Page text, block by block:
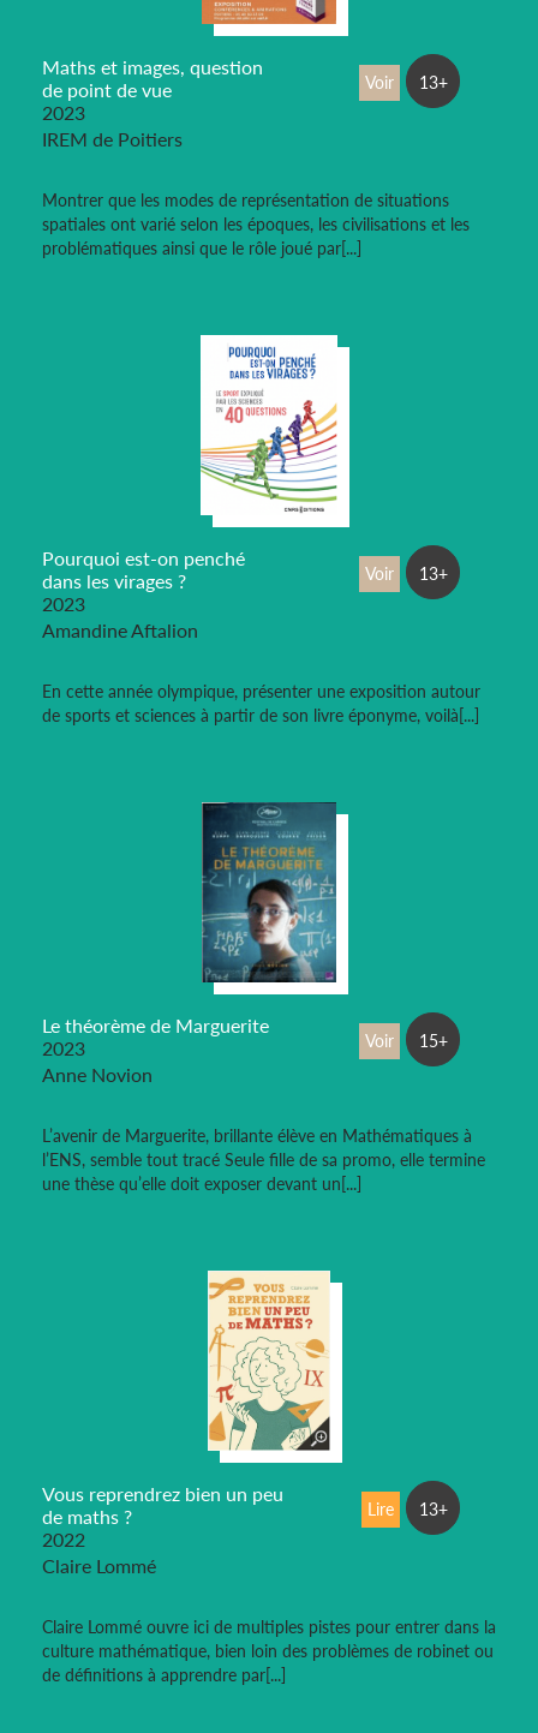
Maths et images, question
de point de vue
2023
IREM de Poitiers
Montrer que les modes de représentation de situations
spatiales ont varié selon les époques, les civilisations et les
problématiques ainsi que le rôle joué par[...]
Voir 13+
Pourquoi est-on penché
dans les virages ?
2023
Amandine Aftalion
En cette année olympique, présenter une exposition autour
de sports et sciences à partir de son livre éponyme, voilà[...]
Voir 13+
Le théorème de Marguerite
2023
Anne Novion
L’avenir de Marguerite, brillante élève en Mathématiques à
l’ENS, semble tout tracé Seule fille de sa promo, elle termine
une thèse qu’elle doit exposer devant un[...]
Voir 15+
Vous reprendrez bien un peu
de maths ?
2022
Claire Lommé
Claire Lommé ouvre ici de multiples pistes pour entrer dans la
culture mathématique, bien loin des problèmes de robinet ou
de définitions à apprendre par[...]
Lire 13+